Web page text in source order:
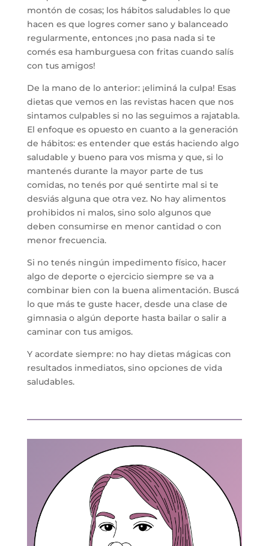
montón de cosas; los hábitos saludables lo que
hacen es que logres comer sano y balanceado
regularmente, entonces ¡no pasa nada si te
comés esa hamburguesa con fritas cuando salís
con tus amigos!
De la mano de lo anterior: ¡eliminá la culpa! Esas
dietas que vemos en las revistas hacen que nos
sintamos culpables si no las seguimos a rajatabla.
El enfoque es opuesto en cuanto a la generación
de hábitos: es entender que estás haciendo algo
saludable y bueno para vos misma y que, si lo
mantenés durante la mayor parte de tus
comidas, no tenés por qué sentirte mal si te
desviás alguna que otra vez. No hay alimentos
prohibidos ni malos, sino solo algunos que
deben consumirse en menor cantidad o con
menor frecuencia.
Si no tenés ningún impedimento físico, hacer
algo de deporte o ejercicio siempre se va a
combinar bien con la buena alimentación. Buscá
lo que más te guste hacer, desde una clase de
gimnasia o algún deporte hasta bailar o salir a
caminar con tus amigos.
Y acordate siempre: no hay dietas mágicas con
resultados inmediatos, sino opciones de vida
saludables.